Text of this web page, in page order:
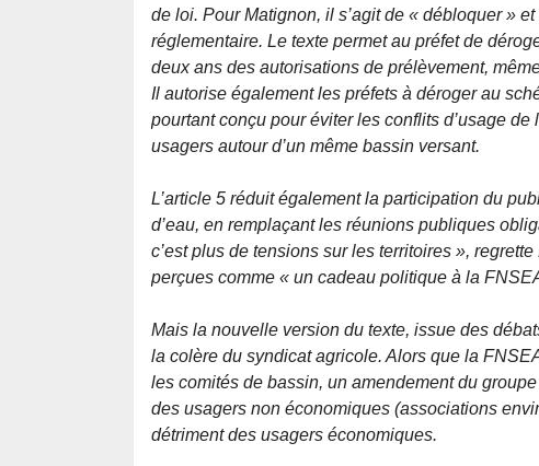
de loi. Pour Matignon, il s’agit de « débloquer »
réglementaire. Le texte permet au préfet de
deux ans des autorisations de prélèvement,
Il autorise également les préfets à déroger au
pourtant conçu pour éviter les conflits d’usage
usagers autour d’un même bassin versant.
L’article 5 réduit également la participation du
d’eau, en remplaçant les réunions publiques
c’est plus de tensions sur les territoires »,
perçues comme « un cadeau politique à la
Mais la nouvelle version du texte, issue des
la colère du syndicat agricole. Alors que la
les comités de bassin, un amendement du
des usagers non économiques (associations
détriment des usagers économiques.